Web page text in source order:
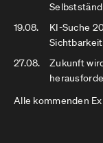
19.08.
KI-Suche
27.08.
Zukunft
Alle kommenden